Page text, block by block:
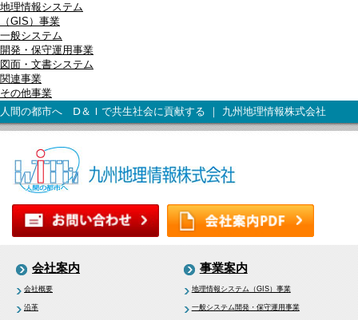
地理情報システム
（GIS）事業
一般システム
開発・保守運用事業
図面・文書システム
関連事業
その他事業
人間の都市へ Ⅾ＆Ｉで共生社会に貢献する ｜ 九州地理情報株式会社
会社案内
会社概要
沿革
事業案内
地理情報システム（GIS）事業
一般システム開発・保守運用事業